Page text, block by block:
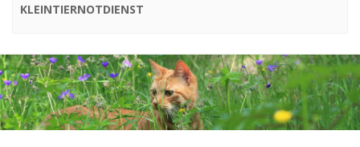
KLEINTIERNOTDIENST